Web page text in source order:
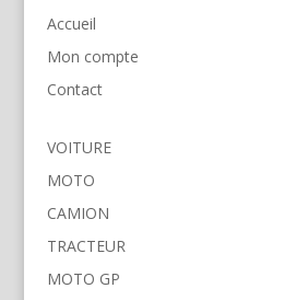
Accueil
Mon compte
Contact
VOITURE
MOTO
CAMION
TRACTEUR
MOTO GP